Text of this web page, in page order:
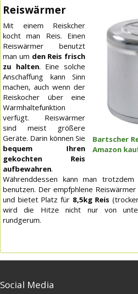
Bartscher
Amazon
Reiswärmer
Mit einem Reiskcher
kocht man Reis. Einen
Reiswärmer benutzt
man um den Reis frisch
zu halten. Eine solche
Anschaffung kann Sinn
machen, auch wenn der
Reiskocher über eine
Warmhaltefunktion
verfügt. Reiswärmer
sind meist größere
Geräte. Darin können Sie
bequem Ihren
gekochten Reis
aufbewahren.
Währenddessen kann man
benutzen. Der empfphlene
und bietet Platz für 8,5kg Reis
wird die Hitze nicht nur von
rundgerum.
Social Media